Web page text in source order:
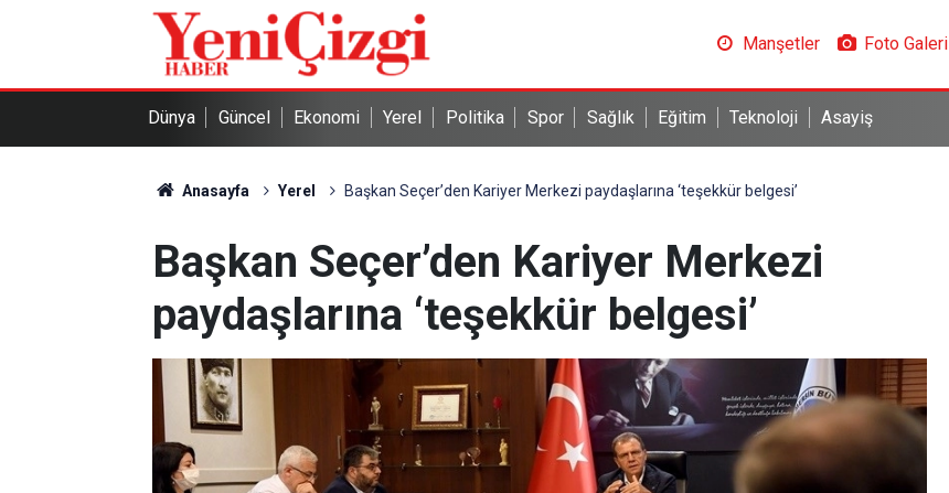
Manşetler Foto Galeri
Dünya Güncel Ekonomi Yerel Politika Spor Sağlık Eğitim Teknoloji Asayiş
Anasayfa Yerel Başkan Seçer’den Kariyer Merkezi paydaşlarına ‘teşekkür belgesi’
Başkan Seçer’den Kariyer Merkezi
paydaşlarına ‘teşekkür belgesi’